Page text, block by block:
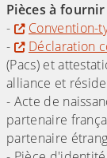
Pièces à fournir
-
Convention-
-
Déclaration
(Pacs) et
alliance et
- Acte de
partenaire
partenaire